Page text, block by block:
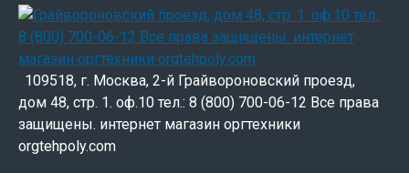
109518, г. Москва, 2-й Грайвороновский проезд,
дом 48, стр. 1. оф.10 тел.: 8 (800) 700-06-12 Все права
защищены. интернет магазин оргтехники
orgtehpoly.com